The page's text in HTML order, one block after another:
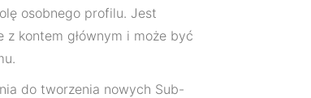
osobnego profilu. Jest
z kontem głównym i może być
do tworzenia nowych Sub-